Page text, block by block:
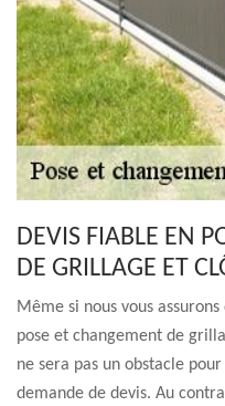
DEVIS FIABLE EN
DE GRILLAGE ET
Même si nous vous
pose et changement de
ne sera pas un obstacle
demande de devis. Au